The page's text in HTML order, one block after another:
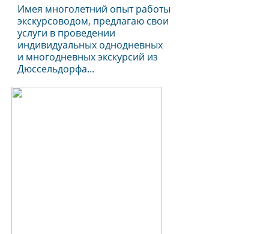
Имея многолетний опыт работы
экскурсоводом, предлагаю свои
услуги в проведении
индивидуальных однодневных
и многодневных экскурсий из
Дюссельдорфа...